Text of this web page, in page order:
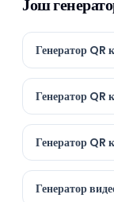
Још
Генератор QR
Генератор QR
Генератор QR
Генератор